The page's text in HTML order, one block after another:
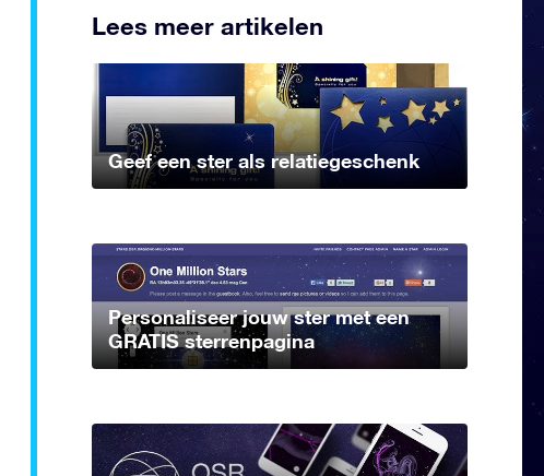
Lees meer artikelen
Geef een ster als relatiegeschenk
Personaliseer jouw ster met een
GRATIS sterrenpagina